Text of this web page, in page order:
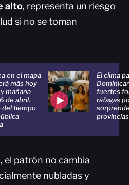
alto, representa un riesgo
si no se toman
en el mapa
más hoy
mañana
de abril.
del tiempo
El clima
fuertes
ráfagas
el patrón no cambia
nubladas y